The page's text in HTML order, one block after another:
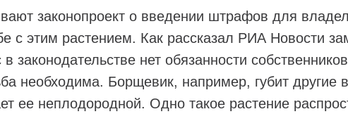
законопроект о введении штрафов для
с этим растением. Как рассказал РИА Новости
законодательстве нет обязанности
необходима. Борщевик, например, губит другие
ее неплодородной. Одно такое растение